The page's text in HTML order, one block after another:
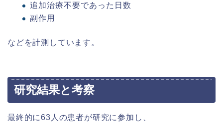
追加治療不要であった日数
副作用
などを計測しています。
研究結果と考察
最終的に63人の患者が研究に参加し、